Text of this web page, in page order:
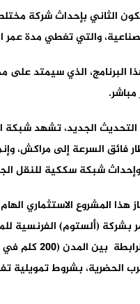
الثاني بإحداث شركة
والتي تغطي مدة
البرنامج، الذي سيمتد
التحديث الجديد، تشهد
فائق السرعة إلى مراكش،
وإحداث شبكة سككية للنقل
هذا المشروع الاستثماري
بشركة (ألستوم) الفرنسية
القطارات
الحضرية، بشروط تمويلية